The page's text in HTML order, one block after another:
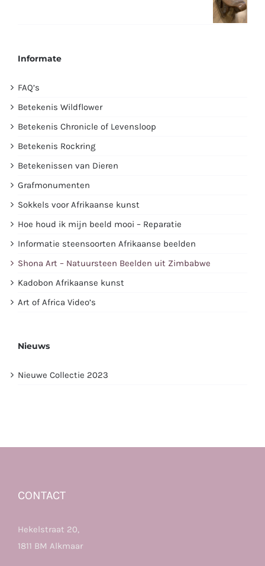
Informate
FAQ’s
Betekenis Wildflower
Betekenis Chronicle of Levensloop
Betekenis Rockring
Betekenissen van Dieren
Grafmonumenten
Sokkels voor Afrikaanse kunst
Hoe houd ik mijn beeld mooi – Reparatie
Informatie steensoorten Afrikaanse beelden
Shona Art – Natuursteen Beelden uit Zimbabwe
Kadobon Afrikaanse kunst
Art of Africa Video’s
Nieuws
Nieuwe Collectie 2023
CONTACT
Hekelstraat 20,
1811 BM Alkmaar